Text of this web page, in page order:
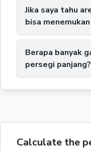
Jika saya tahu
bisa
Berapa banyak
persegi panjang?
Calculate the